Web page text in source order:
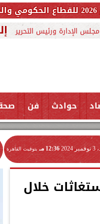
الإدارة ورئيس التحرير
حوادث فن
2024 12:36 مـ بتوقيت القاهرة
خلال